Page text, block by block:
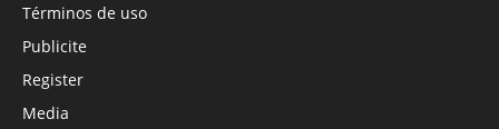
Términos de uso
Publicite
Register
Media